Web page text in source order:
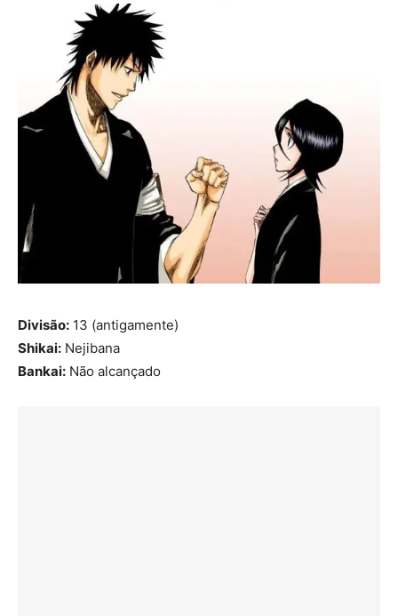
Divisão: 13 (antigamente)
Shikai: Nejibana
Bankai: Não alcançado